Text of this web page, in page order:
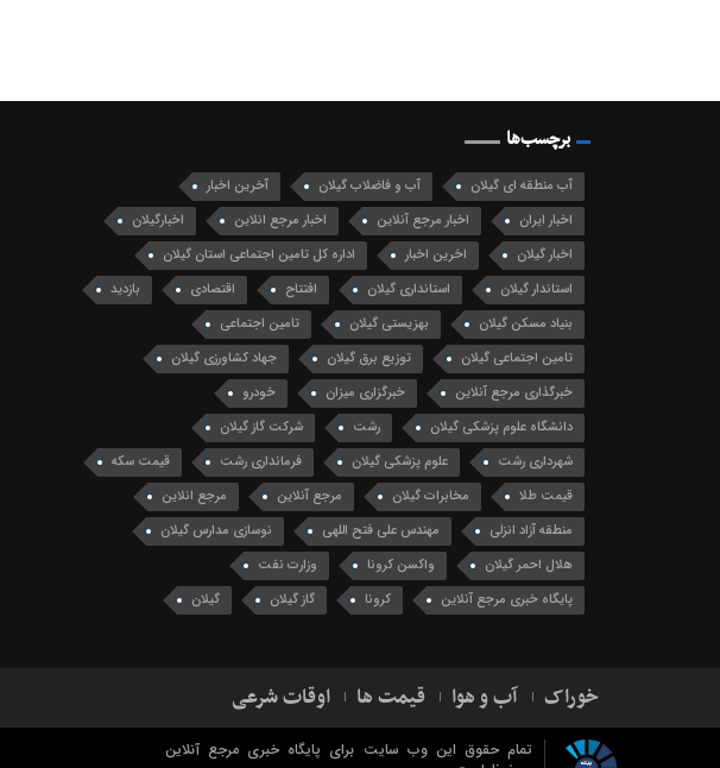
برچسب‌ها
آب منطقه ای گیلان آب و فاضلاب گیلان
آخرین اخبار
اخبار ایران
اخبار مرجع آنلاین اخبار مرجع انلاین
اخبارگیلان
اخبار گیلان
اخرین اخبار
اداره کل تامین اجتماعی استان گیلان
استاندار گیلان
استانداری گیلان افتتاح اقتصادی
بازدید
بنیاد مسکن گیلان
بهزیستی گیلان
تامین اجتماعی
تامین اجتماعی گیلان
توزیع برق گیلان
جهاد کشاورزی گیلان
خبرگذاری مرجع آنلاین
خبرگزاری میزان
خودرو
دانشگاه علوم پزشکی گیلان
رشت
شرکت گاز گیلان
شهرداری رشت
علوم پزشکی گیلان فرمانداری رشت
قیمت سکه
قیمت طلا
مخابرات گیلان مرجع آنلاین
مرجع انلاین
منطقه آزاد انزلی
مهندس علی فتح اللهی
نوسازی مدارس گیلان
هلال احمر گیلان
واکسن کرونا
وزارت نفت
پایگاه خبری مرجع آنلاین
کرونا گاز گیلان گیلان
خوراک آب و هوا قیمت ها اوقات شرعی
تمام حقوق این وب سایت برای پایگاه خبری مرجع آنلاین